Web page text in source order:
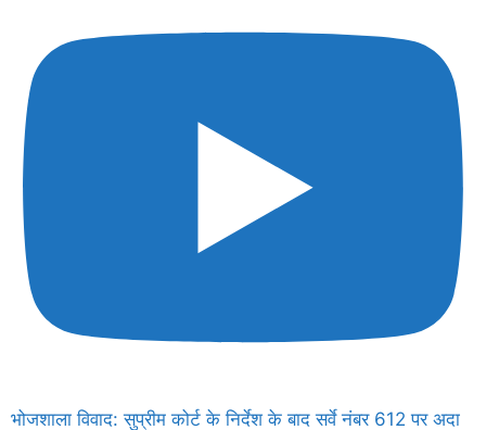
भोजशाला विवाद: सुप्रीम कोर्ट के निर्देश के बाद सर्वे नंबर 612 पर अदा